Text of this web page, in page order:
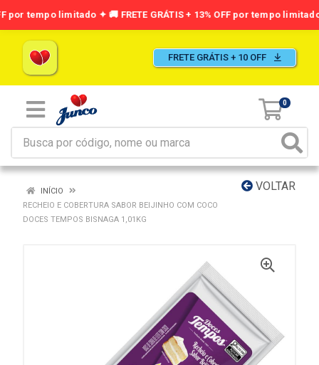
FRETE GRÁTIS + 10 OFF
0
VOLTAR
INÍCIO
RECHEIO E COBERTURA SABOR BEIJINHO COM COCO
DOCES TEMPOS BISNAGA 1,01KG